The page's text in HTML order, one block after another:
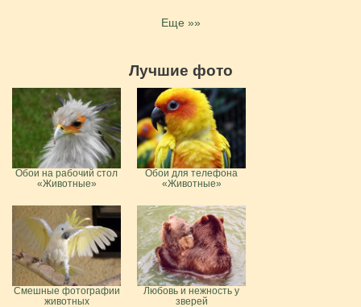
Еще »»
Лучшие фото
Обои на рабочий стол
«Животные»
Обои для телефона
«Животные»
Смешные фотографии
животных
Любовь и нежность у
зверей